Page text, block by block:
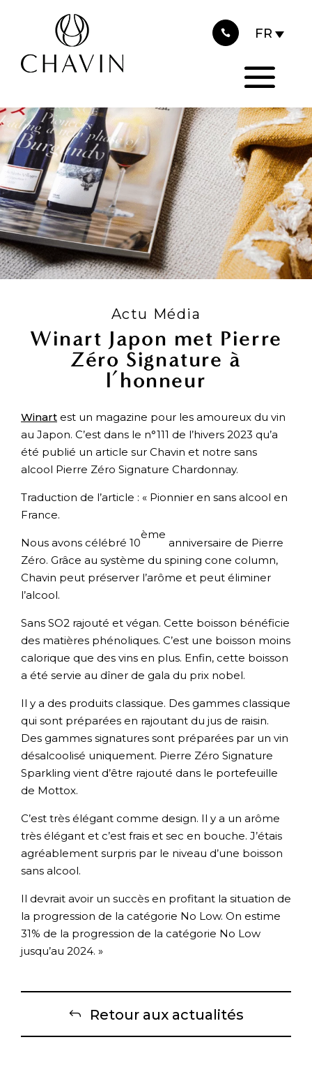
Actu Média
Winart Japon met Pierre
Zéro Signature à
l’honneur
Winart est un magazine pour les amoureux du vin
au Japon. C’est dans le n°111 de l’hivers 2023 qu’a
été publié un article sur Chavin et notre sans
alcool Pierre Zéro Signature Chardonnay.
Traduction de l’article : « Pionnier en sans alcool en
France.
Nous avons célébré 10
ème
anniversaire de Pierre
Zéro. Grâce au système du spining cone column,
Chavin peut préserver l’arôme et peut éliminer
l’alcool.
Sans SO2 rajouté et végan. Cette boisson bénéficie
des matières phénoliques. C’est une boisson moins
calorique que des vins en plus. Enfin, cette boisson
a été servie au dîner de gala du prix nobel.
Il y a des produits classique. Des gammes classique
qui sont préparées en rajoutant du jus de raisin.
Des gammes signatures sont préparées par un vin
désalcoolisé uniquement. Pierre Zéro Signature
Sparkling vient d’être rajouté dans le portefeuille
de Mottox.
C’est très élégant comme design. Il y a un arôme
très élégant et c’est frais et sec en bouche. J’étais
agréablement surpris par le niveau d’une boisson
sans alcool.
Il devrait avoir un succès en profitant la situation de
la progression de la catégorie No Low. On estime
31% de la progression de la catégorie No Low
jusqu’au 2024. »
Retour aux actualités